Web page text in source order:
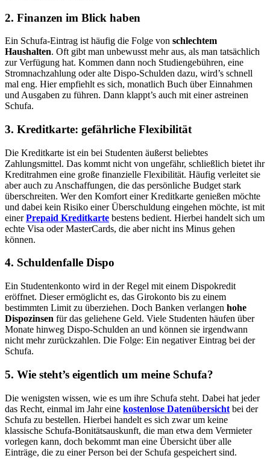
2. Finanzen im Blick haben
Ein Schufa-Eintrag ist häufig die Folge von schlechtem
Haushalten. Oft gibt man unbewusst mehr aus, als man tatsächlich
zur Verfügung hat. Kommen dann noch Studiengebühren, eine
Stromnachzahlung oder alte Dispo-Schulden dazu, wird’s schnell
mal eng. Hier empfiehlt es sich, monatlich Buch über Einnahmen
und Ausgaben zu führen. Dann klappt’s auch mit einer astreinen
Schufa.
3. Kreditkarte: gefährliche Flexibilität
Die Kreditkarte ist ein bei Studenten äußerst beliebtes
Zahlungsmittel. Das kommt nicht von ungefähr, schließlich bietet ihr
Kreditrahmen eine große finanzielle Flexibilität. Häufig verleitet sie
aber auch zu Anschaffungen, die das persönliche Budget stark
überschreiten. Wer den Komfort einer Kreditkarte genießen möchte
und dabei kein Risiko einer Überschuldung eingehen möchte, ist mit
einerPrepaid Kreditkarte bestens bedient. Hierbei handelt sich um
echte Visa oder MasterCards, die aber nicht ins Minus gehen
können.
4. Schuldenfalle Dispo
Ein Studentenkonto wird in der Regel mit einem Dispokredit
eröffnet. Dieser ermöglicht es, das Girokonto bis zu einem
bestimmten Limit zu überziehen. Doch Banken verlangen hohe
Dispozinsen für das geliehene Geld. Viele Studenten häufen über
Monate hinweg Dispo-Schulden an und können sie irgendwann
nicht mehr zurückzahlen. Die Folge: Ein negativer Eintrag bei der
Schufa.
5. Wie steht’s eigentlich um meine Schufa?
Die wenigsten wissen, wie es um ihre Schufa steht. Dabei hat jeder
das Recht, einmal im Jahr eine kostenlose Datenübersicht bei der
Schufa zu bestellen. Hierbei handelt es sich zwar um keine
klassische Schufa-Bonitätsauskunft, die man etwa dem Vermieter
vorlegen kann, doch bekommt man eine Übersicht über alle
Einträge, die zu einer Person bei der Schufa gespeichert sind.